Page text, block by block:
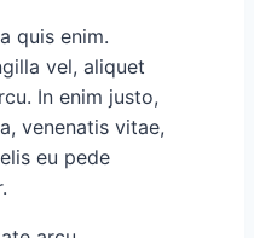
quis enim.
vel, aliquet
In enim justo,
venenatis vitae,
eu pede